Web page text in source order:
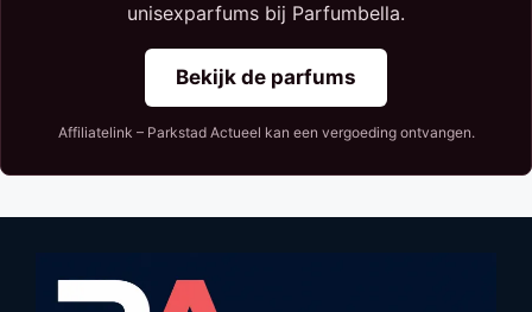
unisexparfums bij Parfumbella.
Bekijk de parfums
Affiliatelink – Parkstad Actueel kan een vergoeding ontvangen.